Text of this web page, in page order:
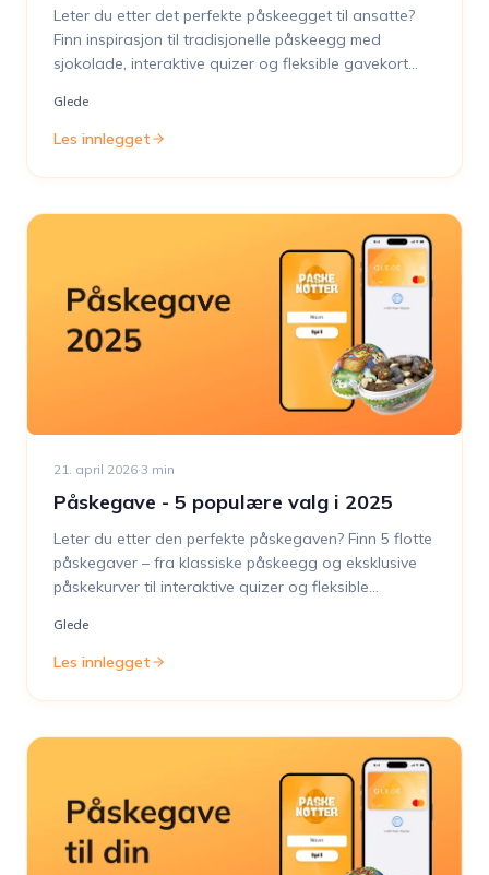
Leter du etter det perfekte påskeegget til ansatte?
Finn inspirasjon til tradisjonelle påskeegg med
sjokolade, interaktive quizer og fleksible gavekort
Glede
Les innlegget
21. april 2026·3 min
Påskegave - 5 populære valg i 2025
Leter du etter den perfekte påskegaven? Finn 5 flotte
påskegaver – fra klassiske påskeegg og eksklusive
påskekurver til interaktive quizer og fleksible
Glede
Les innlegget